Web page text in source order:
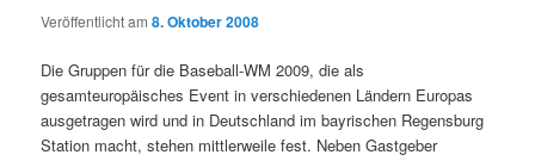
Veröffentlicht am8. Oktober 2008
Die Gruppen für die Baseball-WM 2009, die als
gesamteuropäisches Event in verschiedenen Ländern Europas
ausgetragen wird und in Deutschland im bayrischen Regensburg
Station macht, stehen mittlerweile fest. Neben Gastgeber